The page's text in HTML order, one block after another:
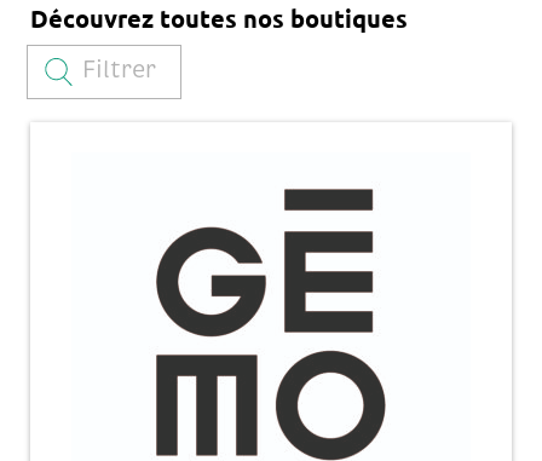
Découvrez toutes nos boutiques
Filtrer